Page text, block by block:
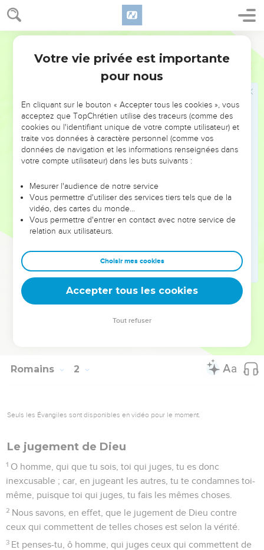
Romains 1
ont adoré et servi la créature au lieu du Créateur, qui est
béni éternellement. Amen !
C'est pourquoi Dieu les a livrés à des passions infâmes :
car leurs femmes ont changé l'usage naturel en celui qui est
et de même les hommes, abandonnant l'usage naturel de
la femme, se sont enflammés dans leurs désirs les uns pour
les autres, commettant homme avec homme des choses
infâmes, et recevant en eux-mêmes le salaire que méritait
leur égarement.
Comme ils ne se sont pas souciés de connaître Dieu, Dieu
indignes,
étant remplis de toute espèce d'injustice, de méchanceté,
de cupidité, de malice ; pleins d'envie, de meurtre, de
querelle, de ruse, de malignité ;
rapporteurs, médisants, impies, arrogants, hautains,
fanfarons, ingénieux au mal, rebelles à leurs parents,
dépourvus d'intelligence,
de loyauté, d'affection naturelle, de miséricorde.
Et, bien qu'ils connaissent le jugement de Dieu, déclarant
seulement ils les font, mais ils approuvent ceux qui les font.
Romains 2
Seuls les Évangiles sont disponibles en vidéo pour le moment.
Le jugement de Dieu
1 O homme, qui que tu sois, toi qui juges, tu es donc
inexcusable ; car, en jugeant les autres, tu te condamnes toi-
même, puisque toi qui juges, tu fais les mêmes choses.
2 Nous savons, en effet, que le jugement de Dieu contre
ceux qui commettent de telles choses est selon la vérité.
3 Et penses-tu, ô homme, qui juges ceux qui commettent de
Votre vie privée est importante
pour nous
En cliquant sur le bouton « Accepter tous les cookies », vous
acceptez que TopChrétien utilise des traceurs (comme des
cookies ou l'identifiant unique de votre compte utilisateur) et
traite vos données à caractère personnel (comme vos
données de navigation et les informations renseignées dans
votre compte utilisateur) dans les buts suivants :
Mesurer l'audience de notre service
Vous permettre d'utiliser des services tiers tels que de la
vidéo, des cartes du monde…
Vous permettre d'entrer en contact avec notre service de
relation aux utilisateurs.
Choisir mes cookies
Accepter tous les cookies
Tout refuser